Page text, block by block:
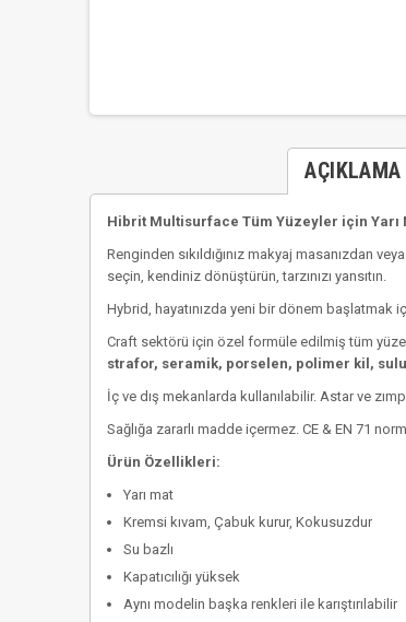
AÇIKLAMA
Hibrit Multisurface Tüm Yüzeyler için Yarı
Renginden sıkıldığınız makyaj masanızdan
seçin, kendiniz dönüştürün, tarzınızı yansıtın.
Hybrid, hayatınızda yeni bir dönem başlatmak
Craft sektörü için özel formüle edilmiş tüm
strafor, seramik, porselen, polimer kil, sulu
İç ve dış mekanlarda kullanılabilir. Astar ve
Sağlığa zararlı madde içermez. CE & EN 71
Ürün Özellikleri:
Yarı mat
Kremsi kıvam, Çabuk kurur, Kokusuzdur
Su bazlı
Kapatıcılığı yüksek
Aynı modelin başka renkleri ile karıştırılabilir